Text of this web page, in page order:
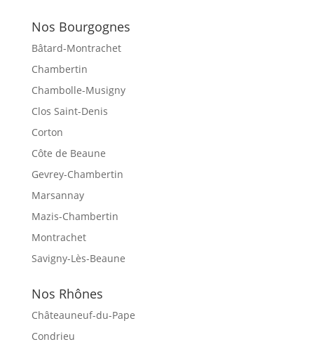
Nos Bourgognes
Bâtard-Montrachet
Chambertin
Chambolle-Musigny
Clos Saint-Denis
Corton
Côte de Beaune
Gevrey-Chambertin
Marsannay
Mazis-Chambertin
Montrachet
Savigny-Lès-Beaune
Nos Rhônes
Châteauneuf-du-Pape
Condrieu